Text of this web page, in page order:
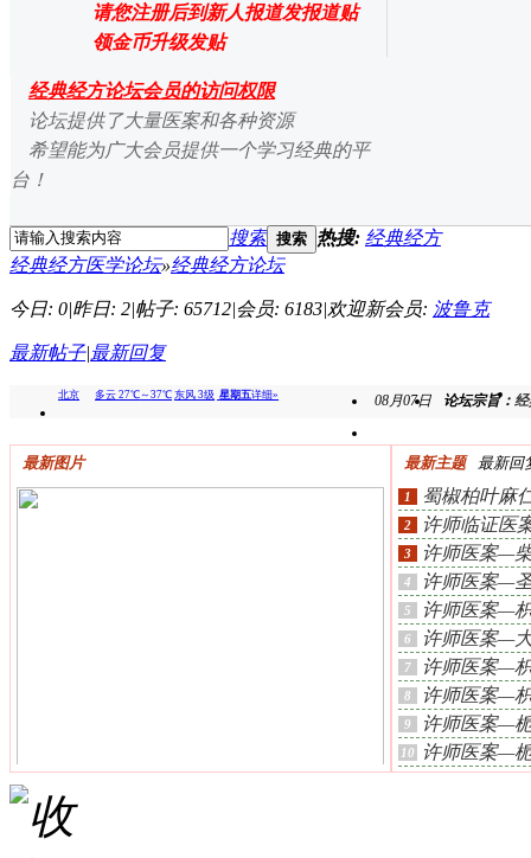
请您注册后到新人报道发报道贴
领金币升级发贴
经典经方论坛会员的访问权限
论坛提供了大量医案和各种资源
希望能为广大会员提供一个学习经典的平
台！
搜索 搜索 热搜: 经典经方
经典经方医学论坛»经典经方论坛
今日: 0|昨日: 2|帖子: 65712|会员: 6183|欢迎新会员: 波鲁克
最新帖子|最新回复
08月07日 论坛宗旨：
最新图片
经典经方治疗系统性红斑狼疮重症一例病程
全记录（持续
最新主题 最新回
1 蜀椒柏叶麻
2
许师临证医
差、乏
3 许师医案—
4 许师医案—
5 许师医案—
6 许师医案—
7 许师医案—
8 许师医案—
9 许师医案—
10 许师医案—